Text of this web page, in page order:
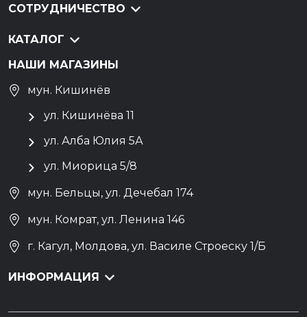
СОТРУДНИЧЕСТВО
КАТАЛОГ
НАШИ МАГАЗИНЫ
мун. Кишинёв
ул. Кишинёва 11
ул. Алба Юлия 5А
ул. Миорица 5/8
мун. Бельцы, ул. Дечебал 174
мун. Комрат, ул. Ленина 146
г. Кагул, Молдова, ул. Василе Строеску 1/Б
ИНФОРМАЦИЯ